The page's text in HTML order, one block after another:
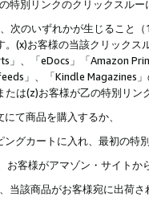
特別リンクのクリックスルー
次のいずれかが生じること
。(x)お客様の当該クリック
」、「eDocs」「Amazon
」、「Kindle Magazines
たは(z)お客様が乙の特別リ
て商品を購入するか、
ングカートに入れ、最初の
お客様がアマゾン・サイト
当該商品がお客様宛に出荷